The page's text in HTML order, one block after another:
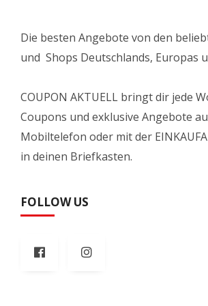
Die besten Angebote von den
und Shops Deutschlands, Europas
COUPON AKTUELL bringt dir jede
Coupons und exklusive Angebote
Mobiltelefon oder mit der
in deinen Briefkasten.
FOLLOW US